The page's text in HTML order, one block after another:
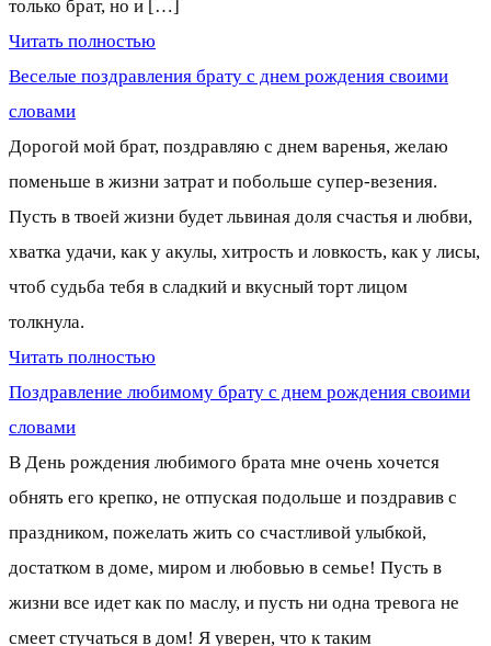
только брат, но и […]
Читать полностью
Веселые поздравления брату с днем рождения своими
словами
Дорогой мой брат, поздравляю с днем варенья, желаю
поменьше в жизни затрат и побольше супер-везения.
Пусть в твоей жизни будет львиная доля счастья и любви,
хватка удачи, как у акулы, хитрость и ловкость, как у лисы,
чтоб судьба тебя в сладкий и вкусный торт лицом
толкнула.
Читать полностью
Поздравление любимому брату с днем рождения своими
словами
В День рождения любимого брата мне очень хочется
обнять его крепко, не отпуская подольше и поздравив с
праздником, пожелать жить со счастливой улыбкой,
достатком в доме, миром и любовью в семье! Пусть в
жизни все идет как по маслу, и пусть ни одна тревога не
смеет стучаться в дом! Я уверен, что к таким